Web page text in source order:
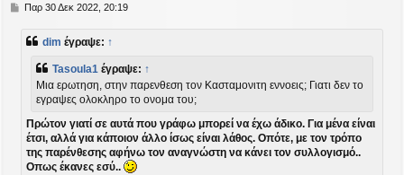
ΔΠαρ 30 Δεκ 2022, 20:19
dim έγραψε: ↑
Tasoula1 έγραψε: ↑
Μια ερωτηση, στην παρενθεση τον Κασταμονιτη εννοεις; Γιατι δεν το
εγραψες ολοκληρο το ονομα του;
Πρώτον γιατί σε αυτά που γράφω μπορεί να έχω άδικο. Για μένα είναι
έτσι, αλλά για κάποιον άλλο ίσως είναι λάθος. Οπότε, με τον τρόπο
της παρένθεσης αφήνω τον αναγνώστη να κάνει τον συλλογισμό..
Οπως έκανες εσύ..